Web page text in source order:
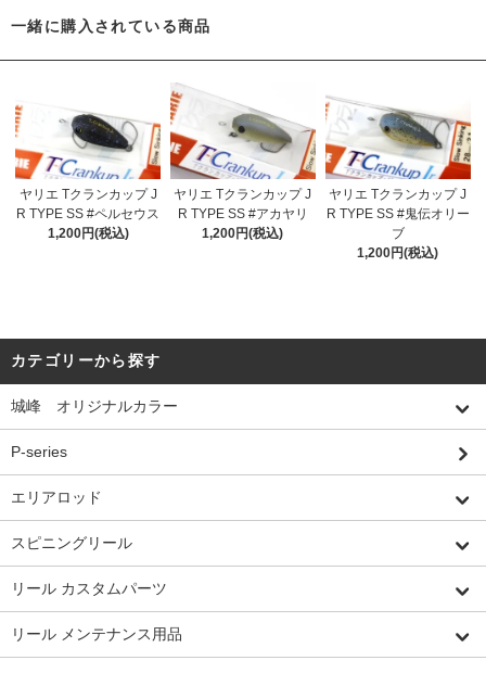
一緒に購入されている商品
ヤリエ Tクランカップ J
R TYPE SS #ペルセウス
1,200円(税込)
ヤリエ Tクランカップ J
R TYPE SS #アカヤリ
1,200円(税込)
ヤリエ Tクランカップ J
R TYPE SS #鬼伝オリー
ブ
1,200円(税込)
カテゴリーから探す
城峰 オリジナルカラー
P-series
エリアロッド
スピニングリール
リール カスタムパーツ
リール メンテナンス用品